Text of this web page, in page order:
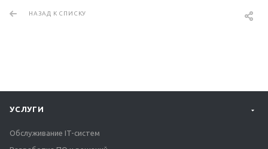
НАЗАД К СПИСКУ
УСЛУГИ
Обслуживание IT-систем